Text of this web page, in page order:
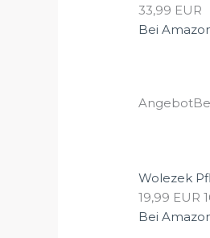
33,99 EUR
Bei
Angebot
Wolezek
19,99 EUR
Bei